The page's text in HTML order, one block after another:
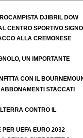
DJIBRIL DOW
CENTRO SPORTIVO
ALLA CREMONESE
UN IMPORTANTE
CON IL
STACCATI
CONTRO IL
PER UEFA EURO 2032